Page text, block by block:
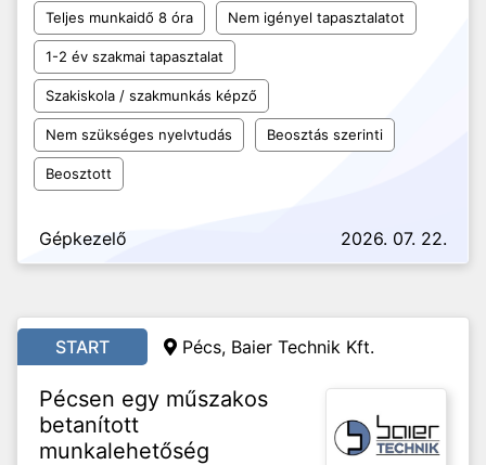
Teljes munkaidő 8 óra Nem igényel tapasztalatot
1-2 év szakmai tapasztalat
Szakiskola / szakmunkás képző
Nem szükséges nyelvtudás Beosztás szerinti
Beosztott
Gépkezelő 2026. 07. 22.
START Pécs, Baier Technik Kft.
Pécsen egy műszakos
betanított
munkalehetőség